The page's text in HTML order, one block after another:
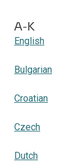
A-K
English
Bulgarian
Croatian
Czech
Dutch